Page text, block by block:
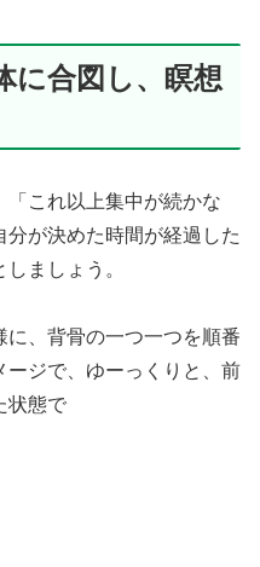
に合図し、瞑想
これ以上集中が続かな
が決めた時間が経過した
ましょう。
、背骨の一つ一つを順番
ージで、ゆーっくりと、前
状態で